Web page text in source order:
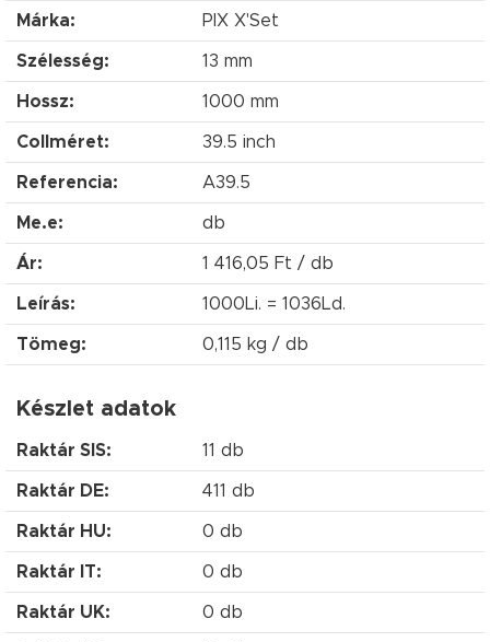
Márka: PIX X'Set
Szélesség: 13 mm
Hossz: 1000 mm
Collméret: 39.5 inch
Referencia: A39.5
Me.e: db
Ár: 1 416,05 Ft / db
Leírás: 1000Li. = 1036Ld.
Tömeg: 0,115 kg / db
Készlet adatok
Raktár SIS: 11 db
Raktár DE: 411 db
Raktár HU: 0 db
Raktár IT: 0 db
Raktár UK: 0 db